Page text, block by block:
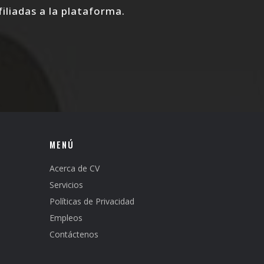
a la plataforma.
MENÚ
Acerca de CV
Servicios
Políticas de Privacidad
Empleos
Contáctenos